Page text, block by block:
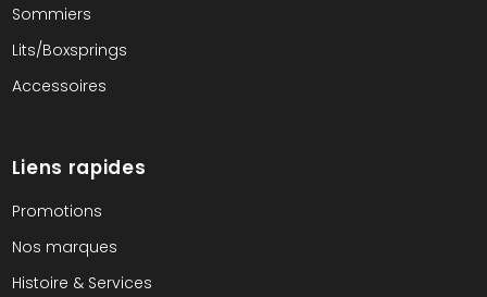
Sommiers
Lits/Boxsprings
Accessoires
Liens rapides
Promotions
Nos marques
Histoire & Services